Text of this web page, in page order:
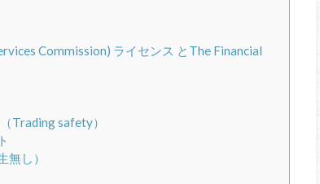
Commission) ライセンス とThe Financial
Trading safety）
無し）